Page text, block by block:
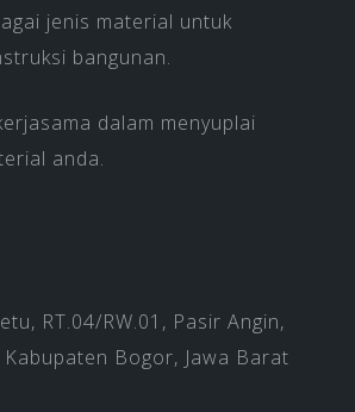
jenis material untuk
bangunan.
dalam menyuplai
anda.
RT.04/RW.01, Pasir Angin,
Kabupaten Bogor, Jawa Barat